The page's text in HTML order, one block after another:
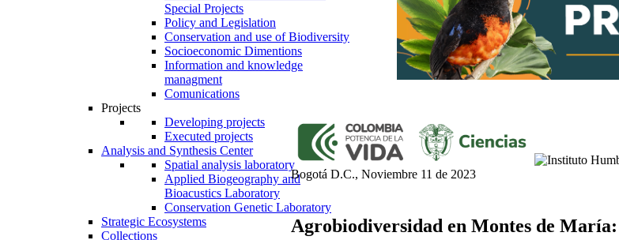
Special Projects
Policy and Legislation
Conservation and use of Biodiversity
Socioeconomic Dimentions
Information and knowledge
managment
Comunications
Projects
Developing projects
Executed projects
Analysis and Synthesis Center
Spatial analysis laboratory
Applied Biogeography and
Bioacustics Laboratory
Conservation Genetic Laboratory
Strategic Ecosystems
Collections
Bogotá D.C., Noviembre 11 de 2023
Agrobiodiversidad en Montes de